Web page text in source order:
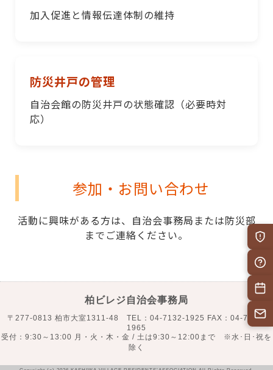
加入促進と情報伝達体制の維持
防災井戸の管理
自治会館の防災井戸の状態確認（必要時対
応）
参加・お問い合わせ
活動に興味がある方は、自治会事務局または防災部
までご連絡ください。
柏ビレジ自治会事務局
〒277-0813 柏市大室1311-48 TEL：04-7132-1925 FAX：04-7132-
1965
受付：9:30～13:00 月・火・木・金 / 土は9:30～12:00まで ※水･日･祝を
除く